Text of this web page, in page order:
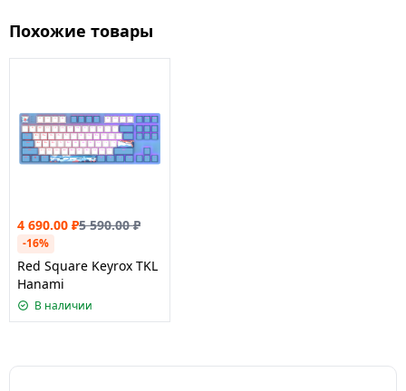
Похожие товары
4 690.00 ₽5 590.00₽
-16%
Red Square Keyrox TKL
Hanami
В наличии